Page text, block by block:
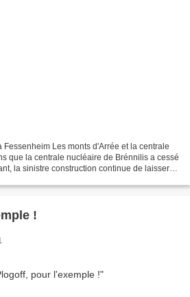
Les monts d'Arrée et la centrale
que la centrale nucléaire de Brénnilis a cessé
la sinistre construction continue de laisser
!